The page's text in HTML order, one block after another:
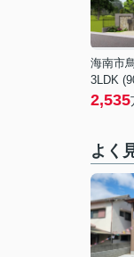
海南市
3LDK
2,535
よく